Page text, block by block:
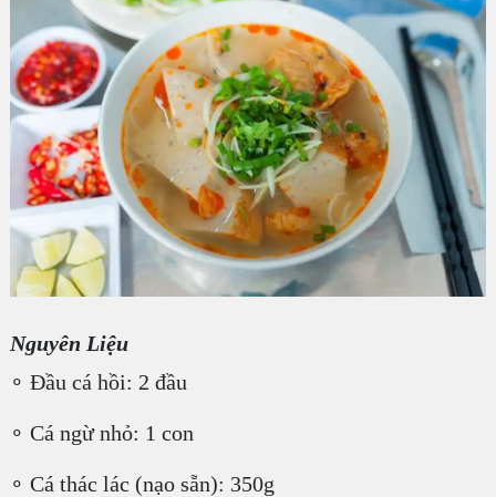
Nguyên Liệu
∘ Đầu cá hồi: 2 đầu
∘ Cá ngừ nhỏ: 1 con
∘ Cá thác lác (nạo sẵn): 350g